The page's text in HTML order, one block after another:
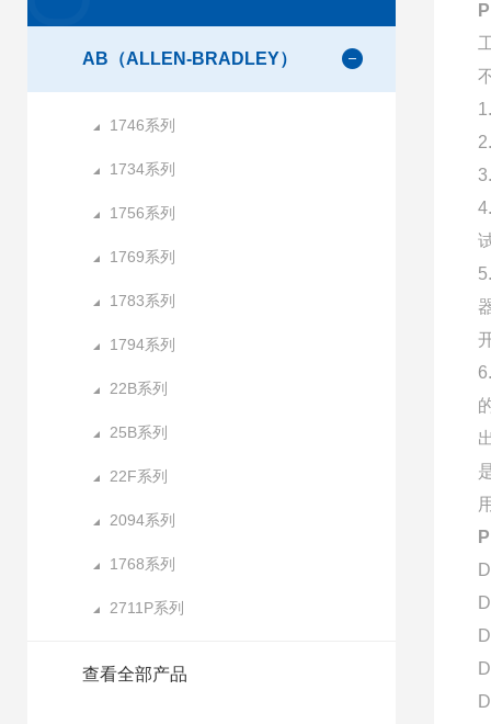
AB（ALLEN-BRADLEY）
1746系列
1734系列
1756系列
1769系列
1783系列
1794系列
22B系列
25B系列
22F系列
2094系列
1768系列
2711P系列
查看全部产品